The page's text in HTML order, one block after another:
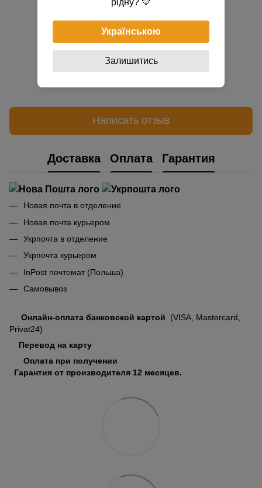
Написать отзыв
Доставка Оплата Гарантия
Новая почта в отделение
Новая почта курьером
Укрпочта в отделение
Укрпочта курьером
InPost почтомат (Польша)
Самовывоз
Онлайн-оплата банковской картой
(VISA, Mastercard,
Privat24)
Перевод на карту
Оплата при получении
Гарантия от производителя 12 месяцев.
Українською
Залишитись